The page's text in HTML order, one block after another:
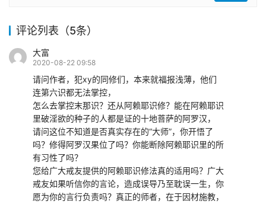
评论列表（5条）
大富
2020-08-22 09:58
请问作者，犯xy的同修们，本来就福报浅薄，他们
连第六识都无法掌控，
怎么去掌控末那识？还从阿赖耶识修？能在阿赖耶识
里破淫欲的种子的人都是证的十地菩萨的阿罗汉，
请问这位不知道是否真实存在的“大师”，你开悟了
吗？修得阿罗汉果位了吗？你能断除阿赖耶识里的所
有习性了吗？
您给广大戒友提供的阿赖耶识修法真的适用吗？广大
戒友如果听信你的言论，造成误导乃至耽误一生，你
愿为你的言行负责吗？真正的师者，在于因材施教，